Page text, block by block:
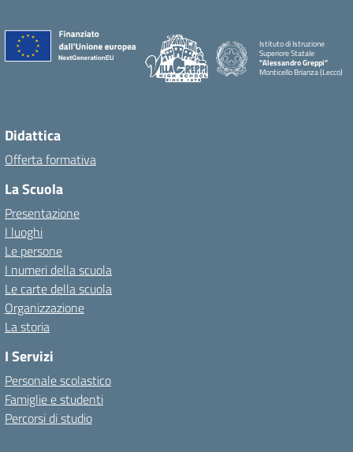
Istituto di Istruzione
Superiore Statale
"Alessandro Greppi"
Monticello Brianza (Lecco)
Didattica
Offerta formativa
La Scuola
Presentazione
I luoghi
Le persone
I numeri della scuola
Le carte della scuola
Organizzazione
La storia
I Servizi
Personale scolastico
Famiglie e studenti
Percorsi di studio